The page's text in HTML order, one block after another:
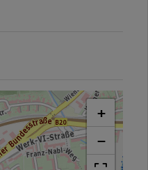
+
−